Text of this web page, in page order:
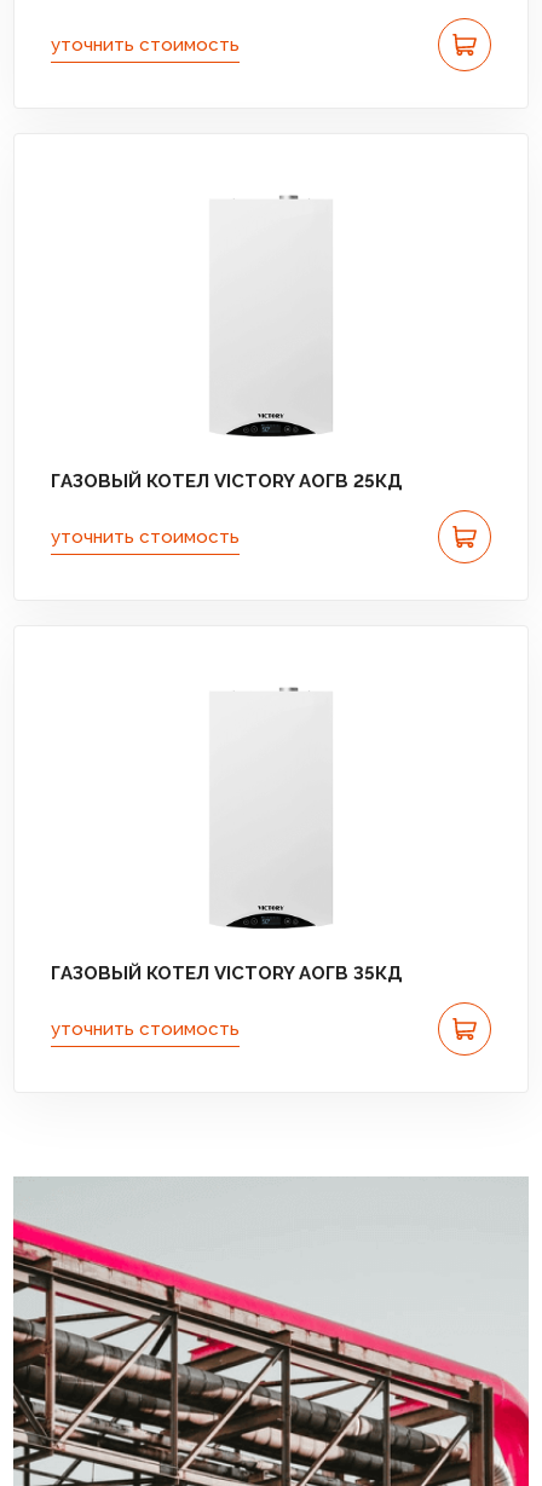
уточнить стоимость
ГАЗОВЫЙ КОТЕЛ VICTORY АОГВ 25КД
уточнить стоимость
ГАЗОВЫЙ КОТЕЛ VICTORY АОГВ 35КД
уточнить стоимость